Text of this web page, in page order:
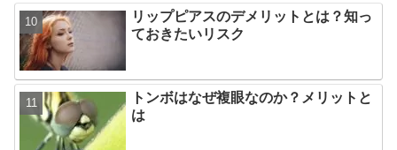
リップピアスのデメリットとは？知っ
ておきたいリスク
トンボはなぜ複眼なのか？メリットと
は